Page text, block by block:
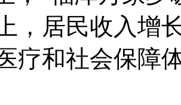
，居民收入增
疗和社会保障